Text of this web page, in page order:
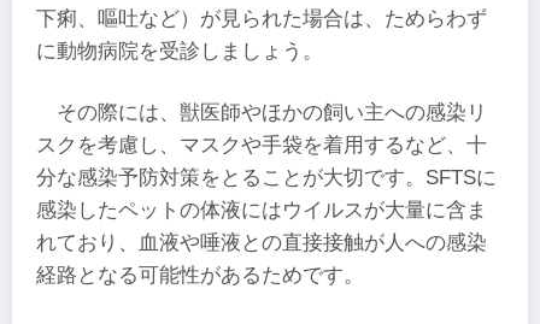
下痢、嘔吐など）が見られた場合は、ためらわず
に動物病院を受診しましょう。
その際には、獣医師やほかの飼い主への感染リ
スクを考慮し、マスクや手袋を着用するなど、十
分な感染予防対策をとることが大切です。SFTSに
感染したペットの体液にはウイルスが大量に含ま
れており、血液や唾液との直接接触が人への感染
経路となる可能性があるためです。